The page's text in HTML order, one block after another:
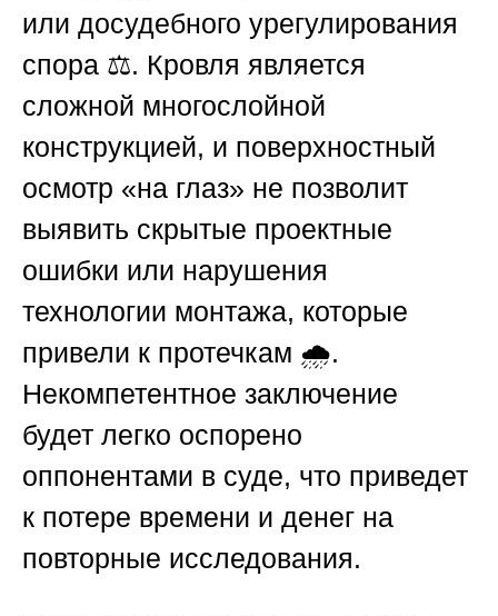
или досудебного урегулирования
спора ⚖️. Кровля является
сложной многослойной
конструкцией, и поверхностный
осмотр «на глаз» не позволит
выявить скрытые проектные
ошибки или нарушения
технологии монтажа, которые
привели к протечкам 🌧️.
Некомпетентное заключение
будет легко оспорено
оппонентами в суде, что приведет
к потере времени и денег на
повторные исследования.